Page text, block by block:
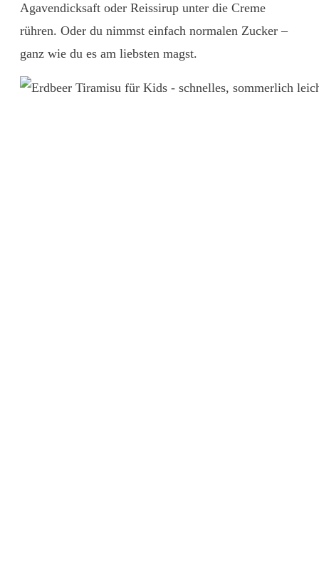
Agavendicksaft oder Reissirup unter die Creme
rühren. Oder du nimmst einfach normalen Zucker –
ganz wie du es am liebsten magst.